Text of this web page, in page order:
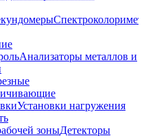
Анализаторы металлов и
Установки нагружения
зоныДетекторы